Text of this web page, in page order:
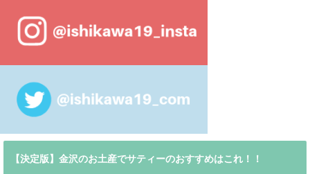
【決定版】金沢のお土産でサティーのおすすめはこれ！！